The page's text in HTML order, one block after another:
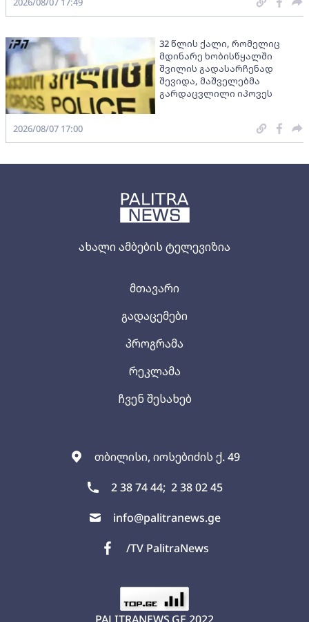
ახალი ამბების ტელევიზია
თბილისი, იოსებიძის ქ. 49
2 38 74 44; 2 38 02 45
info@palitranews.ge
/TV PalitraNews
მთავარი
გადაცემები
პროგრამა
რეკლამა
ჩვენ შესახებ
32 წლის ქალი, რომელიც
მდინარე ხობისწყალში
შვილის გადასარჩენად
შევიდა, მაშველებმა
გარდაცვლილი იპოვეს
2026/08/07 17:00